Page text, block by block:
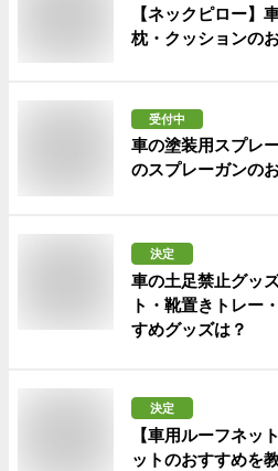
【ネックピロー】
枕・クッションの
受付中
車の塗装用スプレ
のスプレーガンの
決定
車の土足禁止グッ
ト・靴置きトレー
すめグッズは？
決定
【車用ルーフネッ
ットのおすすめを